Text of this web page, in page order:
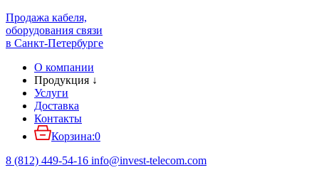
Продажа кабеля,
оборудования связи
в Санкт-Петербурге
О компании
Продукция ↓
Услуги
Доставка
Контакты
Корзина:0
8 (812) 449-54-16 info@invest-telecom.com